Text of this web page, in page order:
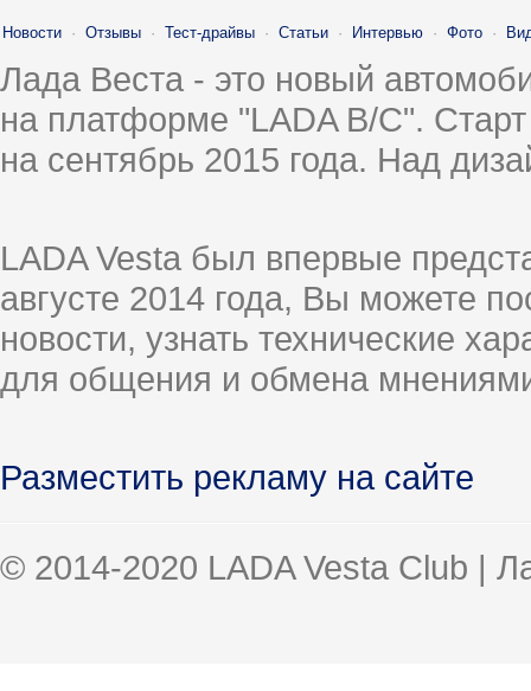
Новости · Отзывы · Тест-драйвы · Статьи · Интервью · Фото ·
Лада Веста - это новый
на платформе "LADA B/C".
на сентябрь 2015 года. Над
LADA Vesta был впервые
августе 2014 года, Вы можете
новости, узнать технические
для общения и обмена
Разместить рекламу на сайте
© 2014-2020 LADA Vesta Club |